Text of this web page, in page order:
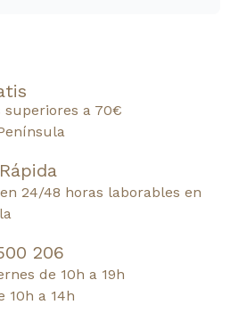
superiores a 70€
24/48 horas laborables en
206
de 10h a 19h
10h a 14h